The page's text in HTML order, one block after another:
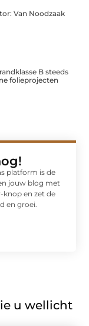
Van Noodzaak
B steeds
folieprojecten
platform is de
jouw blog met
knop en zet de
en groei.
u wellicht